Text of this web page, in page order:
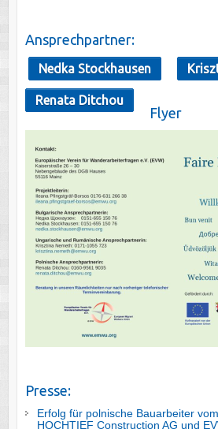
Ansprechpartner:
Nedka Stockhausen
Renata Ditchou
Flyer
Presse:
Erfolg für polnische Bauarbeiter
HOCHTIEF Construction AG und